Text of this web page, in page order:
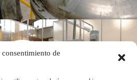
consentimiento de